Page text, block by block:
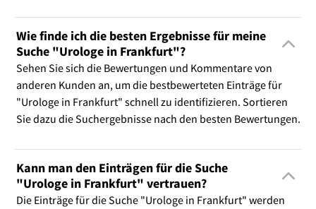
Wie finde ich die besten Ergebnisse für meine
Suche "Urologe in Frankfurt"?
Sehen Sie sich die Bewertungen und Kommentare von
anderen Kunden an, um die bestbewerteten Einträge für
"Urologe in Frankfurt" schnell zu identifizieren. Sortieren
Sie dazu die Suchergebnisse nach den besten Bewertungen.
Kann man den Einträgen für die Suche
"Urologe in Frankfurt" vertrauen?
Die Einträge für die Suche "Urologe in Frankfurt" werden